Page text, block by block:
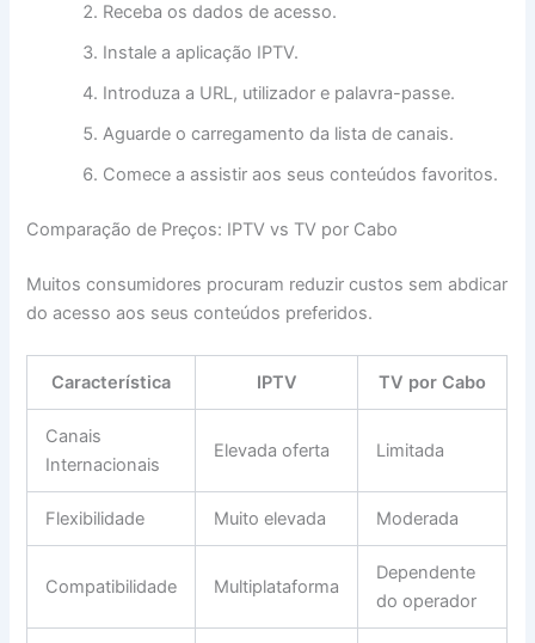
Receba os dados de acesso.
Instale a aplicação IPTV.
Introduza a URL, utilizador e palavra-passe.
Aguarde o carregamento da lista de canais.
Comece a assistir aos seus conteúdos favoritos.
Comparação de Preços: IPTV vs TV por Cabo
Muitos consumidores procuram reduzir custos sem abdicar
do acesso aos seus conteúdos preferidos.
Característica IPTV TV por Cabo
Canais
Internacionais
Elevada oferta Limitada
Flexibilidade Muito elevada Moderada
Compatibilidade Multiplataforma
Dependente
do operador